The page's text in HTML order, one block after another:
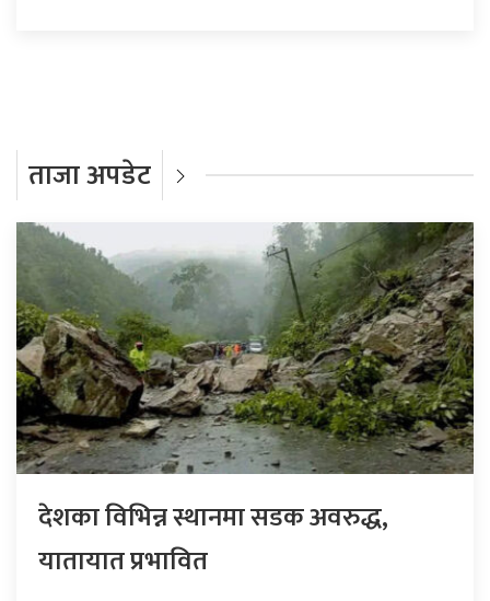
ताजा अपडेट
देशका विभिन्न स्थानमा सडक अवरुद्ध,
यातायात प्रभावित